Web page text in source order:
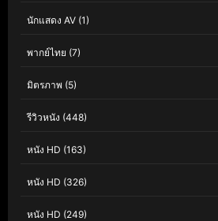
นักแสดง AV (1)
พากย์ไทย (7)
มิตรภาพ (5)
รีวิวหนัง (448)
หนัง HD (163)
หนัง HD (326)
หนัง HD (249)